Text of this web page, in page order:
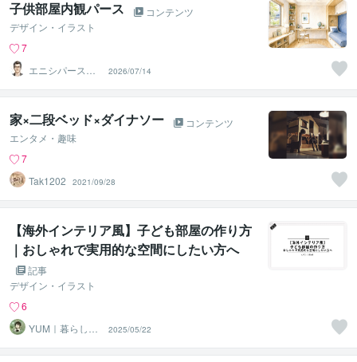
子供部屋内観パース
コンテンツ
デザイン・イラスト
7
エニシパース（1
級建築士）
2026/07/14
家×二段ベッド×ダイナソー
コンテンツ
エンタメ・趣味
7
Tak1202
2021/09/28
【海外インテリア風】子ども部屋の作り方
｜おしゃれで実用的な空間にしたい方へ
記事
デザイン・イラスト
6
YUM｜暮らしに
寄り添うお部屋
づくり
2025/05/22